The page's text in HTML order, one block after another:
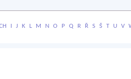
I J K L M N O P Q R Ř S Š T U V